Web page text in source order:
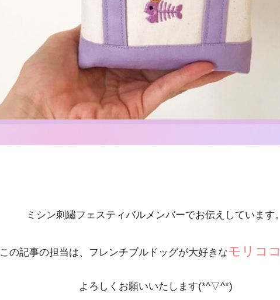
ミシン刺繡フェスティバルメンバーでお伝えしています。
この記事の担当は、フレンチブルドッグが大好きなモリココ
よろしくお願いいたします(*^▽^*)